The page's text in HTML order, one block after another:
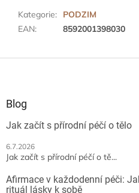
Kategorie:
PODZIM
EAN: 8592001398030
Blog
Jak začít s přírodní péčí o tělo
6.7.2026
Jak začít s přírodní péčí o tě...
Afirmace v každodenní péči:
rituál lásky k sobě